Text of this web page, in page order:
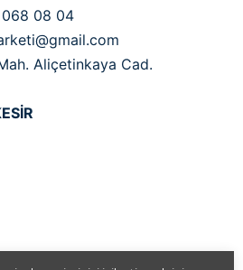
08 04
Aliçetinkaya Cad.